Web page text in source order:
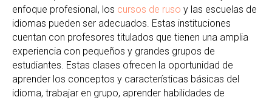
enfoque profesional, los cursos de ruso y las escuelas de
idiomas pueden ser adecuados. Estas instituciones
cuentan con profesores titulados que tienen una amplia
experiencia con pequeños y grandes grupos de
estudiantes. Estas clases ofrecen la oportunidad de
aprender los conceptos y características básicas del
idioma, trabajar en grupo, aprender habilidades de